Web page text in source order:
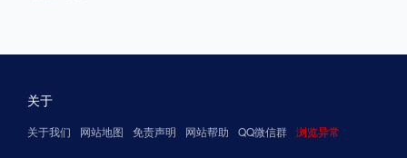
关于
关于我们 网站地图 免责声明 网站帮助 QQ微信群 浏览异常